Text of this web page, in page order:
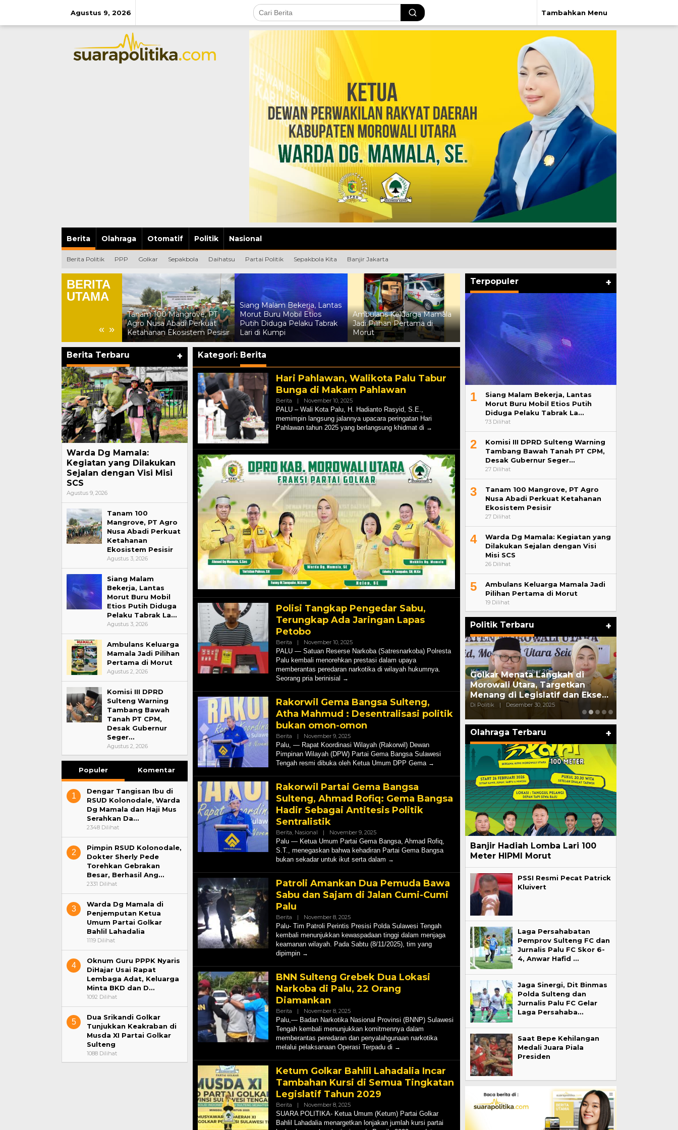
Agustus 9, 2026 Tambahkan Menu
Berita Olahraga Otomatif Politik Nasional
Berita Politik PPP Golkar Sepakbola Daihatsu Partai Politik Sepakbola Kita Banjir Jakarta
BERITA
UTAMA
« »
Tanam 100 Mangrove, PT
Agro Nusa Abadi Perkuat
Ketahanan Ekosistem Pesisir
Siang Malam Bekerja, Lantas
Morut Buru Mobil Etios
Putih Diduga Pelaku Tabrak
Lari di Kumpi
Ambulans Keluarga Mamala
Jadi Pilihan Pertama di
Morut
Komisi III DPRD Sulteng
Warning Tambang Bawah
Tanah PT CPM, Desak
Gubernur Segera Bertindak
Warda Dg Mamala:
yang Dilakukan Sejalan
dengan Visi Misi SCS
Berita Terbaru +
Warda Dg Mamala:
Kegiatan yang Dilakukan
Sejalan dengan Visi Misi
SCS
Agustus 9, 2026
Tanam 100
Mangrove, PT Agro
Nusa Abadi Perkuat
Ketahanan
Ekosistem Pesisir
Agustus 3, 2026
Siang Malam
Bekerja, Lantas
Morut Buru Mobil
Etios Putih Diduga
Pelaku Tabrak La…
Agustus 3, 2026
Ambulans Keluarga
Mamala Jadi Pilihan
Pertama di Morut
Agustus 2, 2026
Komisi III DPRD
Sulteng Warning
Tambang Bawah
Tanah PT CPM,
Desak Gubernur
Seger…
Agustus 2, 2026
Populer Komentar
1
Dengar Tangisan Ibu di
RSUD Kolonodale, Warda
Dg Mamala dan Haji Mus
Serahkan Da…
2348 Dilihat
2
Pimpin RSUD Kolonodale,
Dokter Sherly Pede
Torehkan Gebrakan
Besar, Berhasil Ang…
2331 Dilihat
3
Warda Dg Mamala di
Penjemputan Ketua
Umum Partai Golkar
Bahlil Lahadalia
1119 Dilihat
4
Oknum Guru PPPK Nyaris
DiHajar Usai Rapat
Lembaga Adat, Keluarga
Minta BKD dan D…
1092 Dilihat
5
Dua Srikandi Golkar
Tunjukkan Keakraban di
Musda XI Partai Golkar
Sulteng
1088 Dilihat
Kategori: Berita
Hari Pahlawan, Walikota Palu Tabur
Bunga di Makam Pahlawan
Berita | November 10, 2025Oleh
Hendly
Mangkali
PALU – Wali Kota Palu, H. Hadianto Rasyid, S.E.,
memimpin langsung jalannya upacara peringatan Hari
Pahlawan tahun 2025 yang berlangsung khidmat di
Polisi Tangkap Pengedar Sabu,
Terungkap Ada Jaringan Lapas
Petobo
Berita | November 10, 2025Oleh
Hendly
Mangkali
PALU — Satuan Reserse Narkoba (Satresnarkoba) Polresta
Palu kembali menorehkan prestasi dalam upaya
memberantas peredaran narkotika di wilayah hukumnya.
Seorang pria berinisial
Rakorwil Gema Bangsa Sulteng,
Atha Mahmud : Desentralisasi politik
bukan omon-omon
Berita | November 9, 2025Oleh
Hendly
Mangkali
Palu, — Rapat Koordinasi Wilayah (Rakorwil) Dewan
Pimpinan Wilayah (DPW) Partai Gema Bangsa Sulawesi
Tengah resmi dibuka oleh Ketua Umum DPP Gema
Rakorwil Partai Gema Bangsa
Sulteng, Ahmad Rofiq: Gema Bangsa
Hadir Sebagai Antitesis Politik
Sentralistik
Berita, Nasional | November 9, 2025Oleh
Hendly
Mangkali
Palu — Ketua Umum Partai Gema Bangsa, Ahmad Rofiq,
S.T., menegaskan bahwa kehadiran Partai Gema Bangsa
bukan sekadar untuk ikut serta dalam
Patroli Amankan Dua Pemuda Bawa
Sabu dan Sajam di Jalan Cumi-Cumi
Palu
Berita | November 8, 2025Oleh
Hendly
Mangkali
Palu- Tim Patroli Perintis Presisi Polda Sulawesi Tengah
kembali menunjukkan kewaspadaan tinggi dalam menjaga
keamanan wilayah. Pada Sabtu (8/11/2025), tim yang
dipimpin
BNN Sulteng Grebek Dua Lokasi
Narkoba di Palu, 22 Orang
Diamankan
Berita | November 8, 2025Oleh
Hendly
Mangkali
Palu,— Badan Narkotika Nasional Provinsi (BNNP) Sulawesi
Tengah kembali menunjukkan komitmennya dalam
memberantas peredaran dan penyalahgunaan narkotika
melalui pelaksanaan Operasi Terpadu di
Ketum Golkar Bahlil Lahadalia Incar
Tambahan Kursi di Semua Tingkatan
Legislatif Tahun 2029
Berita | November 8, 2025Oleh
Hendly
Mangkali
SUARA POLITIKA- Ketua Umum (Ketum) Partai Golkar
Bahlil Lahadalia menargetkan lonjakan jumlah kursi partai
Terpopuler +
1
Siang Malam Bekerja, Lantas
Morut Buru Mobil Etios Putih
Diduga Pelaku Tabrak La…
73 Dilihat
2
Komisi III DPRD Sulteng Warning
Tambang Bawah Tanah PT CPM,
Desak Gubernur Seger…
27 Dilihat
3
Tanam 100 Mangrove, PT Agro
Nusa Abadi Perkuat Ketahanan
Ekosistem Pesisir
27 Dilihat
4
Warda Dg Mamala: Kegiatan yang
Dilakukan Sejalan dengan Visi
Misi SCS
26 Dilihat
5
Ambulans Keluarga Mamala Jadi
Pilihan Pertama di Morut
19 Dilihat
Politik Terbaru +
Golkar Gelar Bimtek Tahap II,
Bahlil Tekankan Kader Harus
Di Nasional, Politik, Politik Nasional |
September
24, 2025
Peringatan Keras Bahlil
Di Berita, Nasional, Politik | Februari 15, 2026
Golkar Menata Langkah di
Morowali Utara, Targetkan
Menang di Legislatif dan Ekse…
Di Politik | Desember 30, 2025
Olahraga Terbaru +
Banjir Hadiah Lomba Lari 100
Meter HIPMI Morut
PSSI Resmi Pecat Patrick
Kluivert
Laga Persahabatan
Pemprov Sulteng FC dan
Jurnalis Palu FC Skor 6-
4, Anwar Hafid …
Jaga Sinergi, Dit Binmas
Polda Sulteng dan
Jurnalis Palu FC Gelar
Laga Persahaba…
Saat Bepe Kehilangan
Medali Juara Piala
Presiden